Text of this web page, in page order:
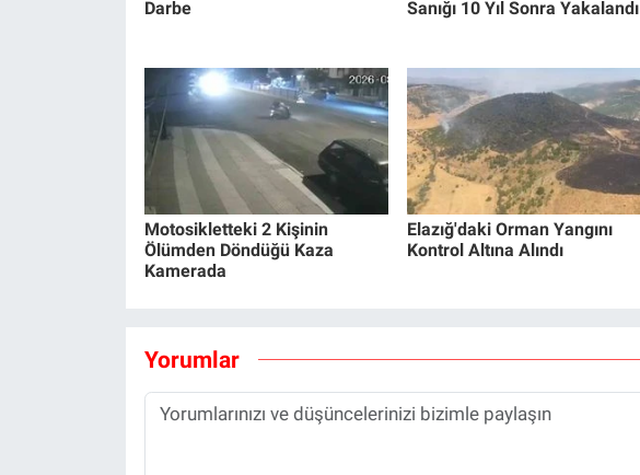
Darbe
Sanığı 10 Yıl Sonra Yakalandı
Motosikletteki 2 Kişinin
Ölümden Döndüğü Kaza
Kamerada
Elazığ'daki Orman Yangını
Kontrol Altına Alındı
Yorumlar